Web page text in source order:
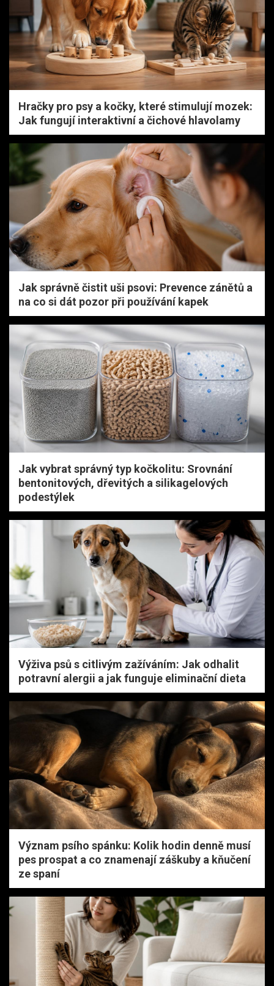
Hračky pro psy a kočky, které stimulují mozek:
Jak fungují interaktivní a čichové hlavolamy
Jak správně čistit uši psovi: Prevence zánětů a
na co si dát pozor při používání kapek
Jak vybrat správný typ kočkolitu: Srovnání
bentonitových, dřevitých a silikagelových
podestýlek
Výživa psů s citlivým zažíváním: Jak odhalit
potravní alergii a jak funguje eliminační dieta
Význam psího spánku: Kolik hodin denně musí
pes prospat a co znamenají záškuby a kňučení
ze spaní